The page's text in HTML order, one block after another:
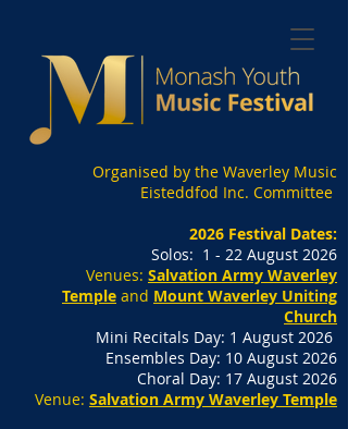
Organised by the Waverley Music
Eisteddfod Inc. Committee
2026 Festival Dates:
Solos: 1 - 22 August 2026
Venues: Salvation Army Waverley
Temple and Mount Waverley Uniting
Church
Mini Recitals Day: 1 August 2026
Ensembles Day: 10 August 2026
Choral Day: 17 August 2026
Venue: Salvation Army Waverley Temple